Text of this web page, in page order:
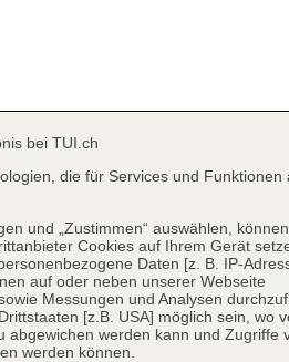
bei TUI.ch
die für Services und Funktionen
und „Zustimmen“ auswählen,
Cookies auf Ihrem Gerät
Daten [z. B. IP-
auf oder neben unserer Webseite
Messungen und Analysen
[z.B. USA] möglich sein, wo
abgewichen werden kann und Zugriffe
werden können.